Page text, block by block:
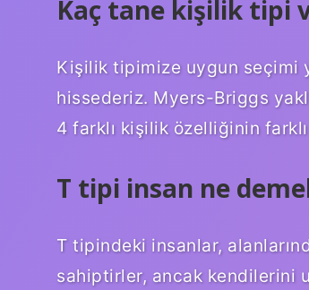
Kaç tane kişilik tipi
Kişilik tipimize uygun seçimi
hissederiz. Myers-Briggs
4 farklı kişilik özelliğinin
T tipi insan ne
T tipindeki insanlar,
sahiptirler, ancak kendilerini